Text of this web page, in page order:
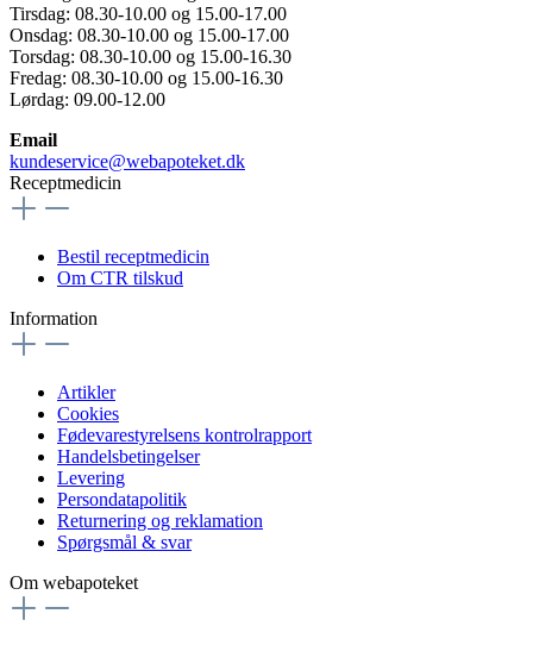
Tirsdag: 08.30-10.00 og 15.00-17.00
Onsdag: 08.30-10.00 og 15.00-17.00
Torsdag: 08.30-10.00 og 15.00-16.30
Fredag: 08.30-10.00 og 15.00-16.30
Lørdag: 09.00-12.00
Email
kundeservice@webapoteket.dk
Receptmedicin
Bestil receptmedicin
Om CTR tilskud
Information
Artikler
Cookies
Fødevarestyrelsens kontrolrapport
Handelsbetingelser
Levering
Persondatapolitik
Returnering og reklamation
Spørgsmål & svar
Om webapoteket